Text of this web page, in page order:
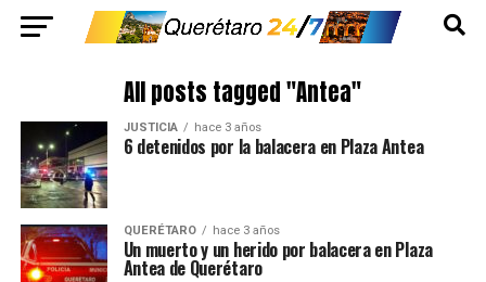
All posts tagged "Antea"
JUSTICIA hace 3 años
6 detenidos por la balacera en Plaza Antea
QUERÉTARO hace 3 años
Un muerto y un herido por balacera en Plaza
Antea de Querétaro